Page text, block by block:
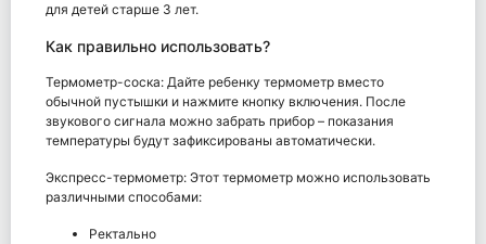
для детей старше 3 лет.
Как правильно использовать?
Термометр-соска: Дайте ребенку термометр вместо
обычной пустышки и нажмите кнопку включения. После
звукового сигнала можно забрать прибор – показания
температуры будут зафиксированы автоматически.
Экспресс-термометр: Этот термометр можно использовать
различными способами:
Ректально